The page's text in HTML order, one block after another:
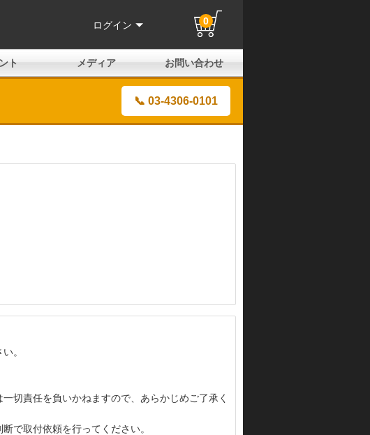
ログイン 0
ト メディア お問い合わせ
📞 03-4306-0101
。
切責任を負いかねますので、あらかじめご了承く
で取付依頼を行ってください。